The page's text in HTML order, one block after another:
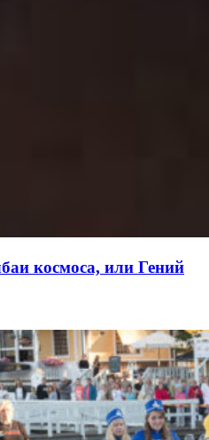
космоса, или Гений